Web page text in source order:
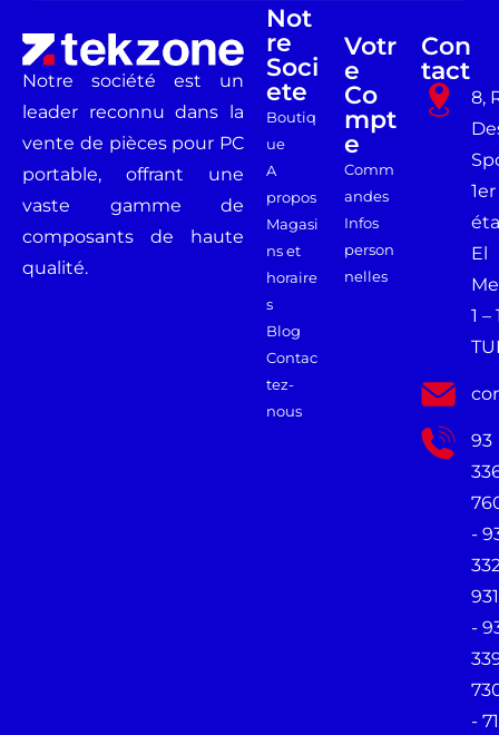
Notre société est un
leader reconnu dans la
vente de pièces pour PC
portable, offrant une
vaste gamme de
composants de haute
qualité.
Not
Re
Soci
Ete
Boutiq
ue
A
propos
Magasi
ns et
horaire
s
Blog
Contac
tez-
nous
Votr
E
Co
Mpt
E
Comm
andes
Infos
person
nelles
Con
Tact
8,
1er
El
1 –
93
-
931
-
- 71